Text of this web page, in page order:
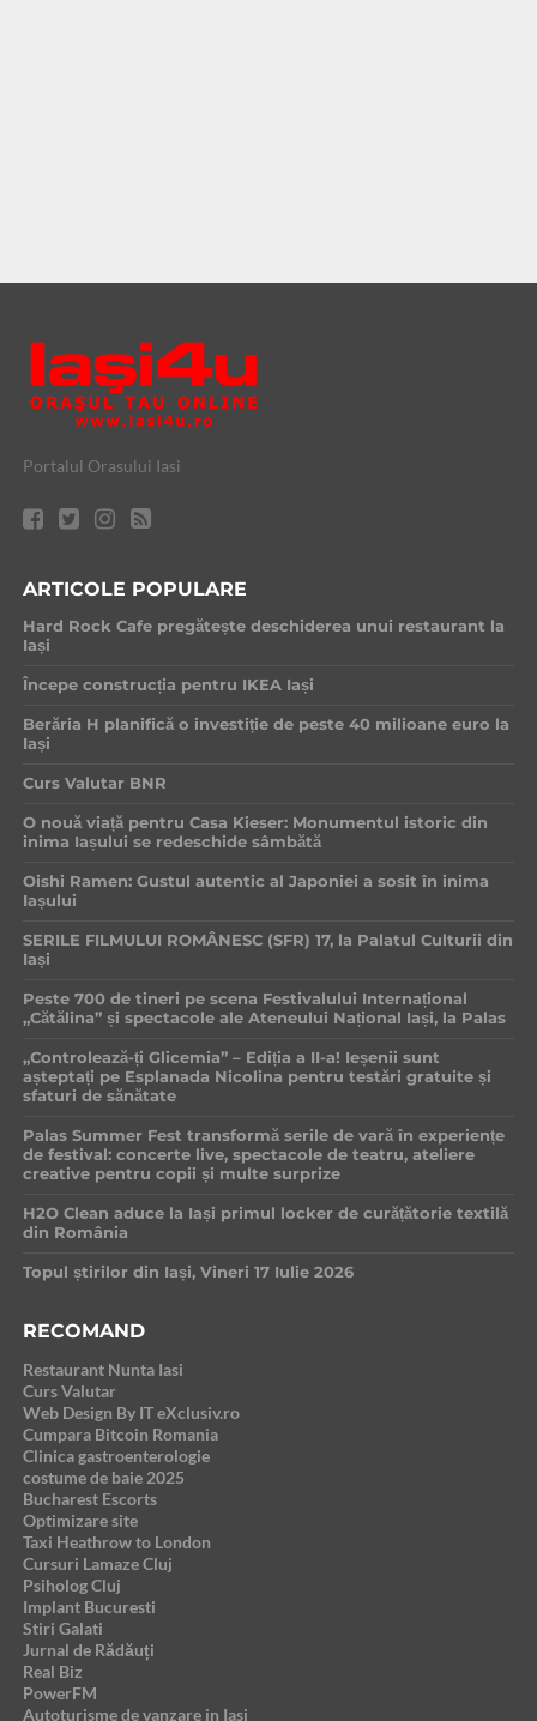
Portalul Orasului Iasi
ARTICOLE POPULARE
Hard Rock Cafe pregătește deschiderea unui restaurant la
Iași
Începe construcția pentru IKEA Iași
Berăria H planifică o investiție de peste 40 milioane euro la
Iași
Curs Valutar BNR
O nouă viață pentru Casa Kieser: Monumentul istoric din
inima Iașului se redeschide sâmbătă
Oishi Ramen: Gustul autentic al Japoniei a sosit în inima
Iașului
SERILE FILMULUI ROMÂNESC (SFR) 17, la Palatul Culturii din
Iași
Peste 700 de tineri pe scena Festivalului Internațional
„Cătălina” și spectacole ale Ateneului Național Iași, la Palas
„Controlează-ți Glicemia” – Ediția a II-a! Ieșenii sunt
așteptați pe Esplanada Nicolina pentru testări gratuite și
sfaturi de sănătate
Palas Summer Fest transformă serile de vară în experiențe
de festival: concerte live, spectacole de teatru, ateliere
creative pentru copii și multe surprize
H2O Clean aduce la Iași primul locker de curățătorie textilă
din România
Topul știrilor din Iași, Vineri 17 Iulie 2026
RECOMAND
Restaurant Nunta Iasi
Curs Valutar
Web Design By IT eXclusiv.ro
Cumpara Bitcoin Romania
Clinica gastroenterologie
costume de baie 2025
Bucharest Escorts
Optimizare site
Taxi Heathrow to London
Cursuri Lamaze Cluj
Psiholog Cluj
Implant Bucuresti
Stiri Galati
Jurnal de Rădăuți
Real Biz
PowerFM
Autoturisme de vanzare in Iasi